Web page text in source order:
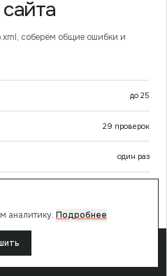
соберём общие ошибки и
до 25
29 проверок
один раз
аналитику. Подробнее